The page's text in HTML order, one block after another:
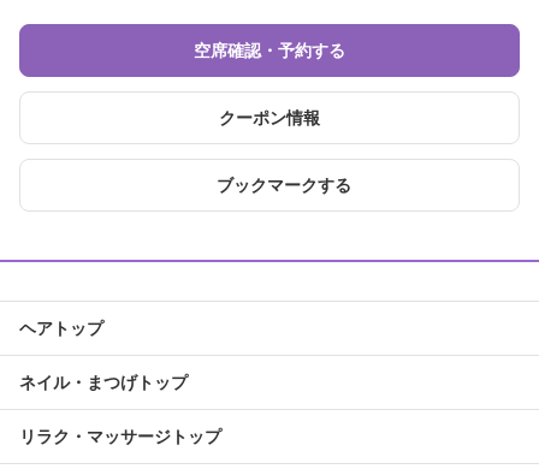
空席確認・予約する
クーポン情報
ブックマークする
ヘアトップ
ネイル・まつげトップ
リラク・マッサージトップ